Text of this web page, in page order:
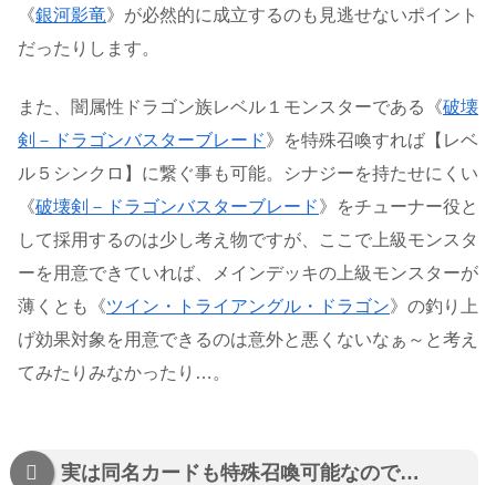
《銀河影竜》が必然的に成立するのも見逃せないポイント
だったりします。
また、闇属性ドラゴン族レベル１モンスターである《破壊
剣－ドラゴンバスターブレード》を特殊召喚すれば【レベ
ル５シンクロ】に繋ぐ事も可能。シナジーを持たせにくい
《破壊剣－ドラゴンバスターブレード》をチューナー役と
して採用するのは少し考え物ですが、ここで上級モンスタ
ーを用意できていれば、メインデッキの上級モンスターが
薄くとも《ツイン・トライアングル・ドラゴン》の釣り上
げ効果対象を用意できるのは意外と悪くないなぁ～と考え
てみたりみなかったり…。
実は同名カードも特殊召喚可能なので…